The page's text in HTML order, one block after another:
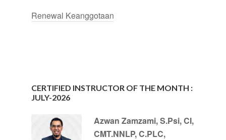
Renewal Keanggotaan
CERTIFIED INSTRUCTOR OF THE MONTH :
JULY-2026
Azwan Zamzami, S.Psi, CI,
CMT.NNLP, C.PLC,